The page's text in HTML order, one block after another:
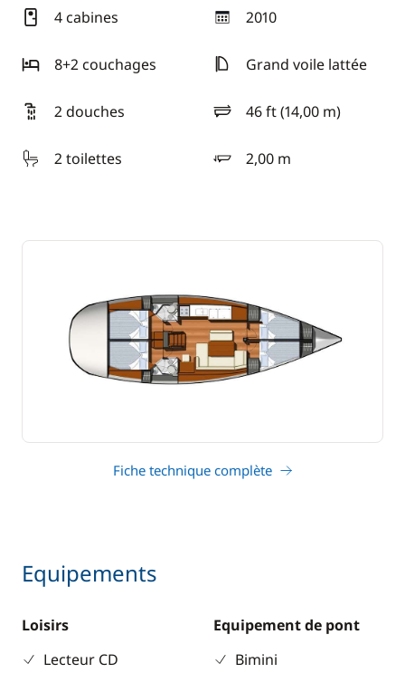
4 cabines 2010
année
8+2 couchages
Grand voile lattée
2 douches 46 ft (14,00 m)
longueur
2 toilettes
2,00 m
tirant d'eau
Fiche technique complète
Equipements
Loisirs
Lecteur CD
Equipement de pont
Bimini